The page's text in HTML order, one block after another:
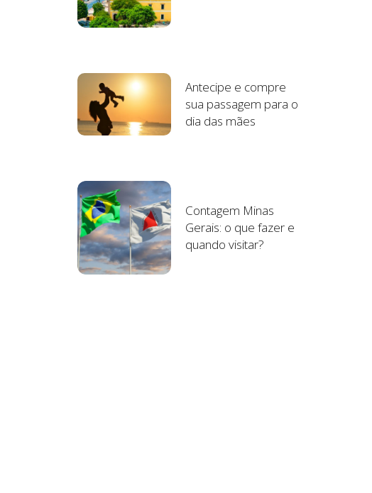
Antecipe e compre
sua passagem para o
dia das mães
Contagem Minas
Gerais: o que fazer e
quando visitar?